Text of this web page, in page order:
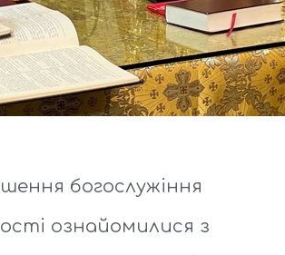
богослужіння
ознайомилися з